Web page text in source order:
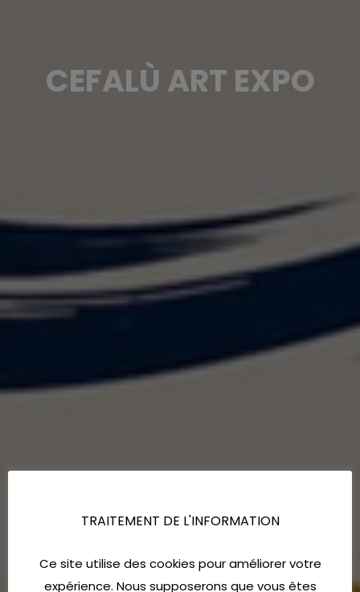
CEFALÙ ART EXPO
TRAITEMENT DE L'INFORMATION
Ce site utilise des cookies pour améliorer votre
expérience. Nous supposerons que vous êtes